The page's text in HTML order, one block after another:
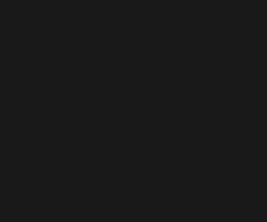
en nueva ventana)
en nueva ventana)